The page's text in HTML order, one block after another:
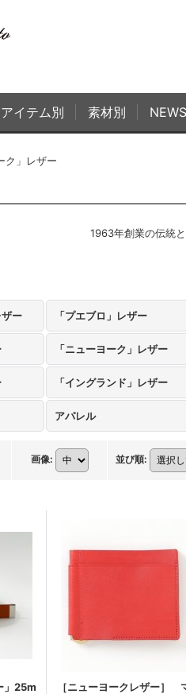
アイテム別 素材別 NEWS
ク」レザー
1963年創業の伝統
ザー 「プエブロ」レザー
「ニューヨーク」レザー
「イングランド」レザー
アパレル
画像: 並び順:
」25m
［ニューヨークレザー］